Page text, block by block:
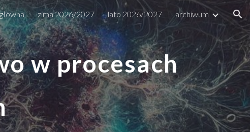
zima 2026/2027 lato 2026/2027 archiwum
w procesach